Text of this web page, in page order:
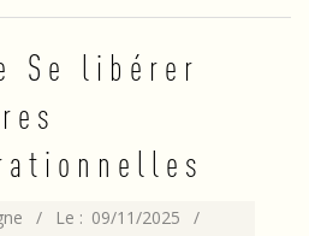
Se libérer
Le : 09/11/2025